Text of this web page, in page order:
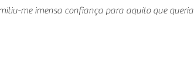
me imensa confiança para aquilo que queria